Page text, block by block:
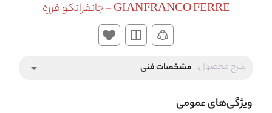
GIANFRANCO FERRE - جانفرانکو فرره
شرح محصول: مشخصات فنی arrow_drop_down
ویژگی‌های عمومی